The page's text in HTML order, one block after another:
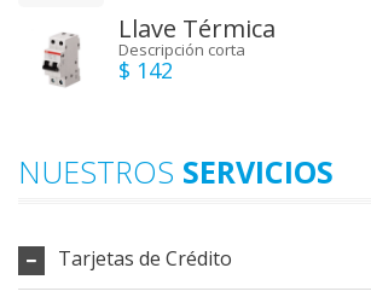
Llave Térmica
Descripción corta
$ 142
NUESTROS SERVICIOS
Tarjetas de Crédito